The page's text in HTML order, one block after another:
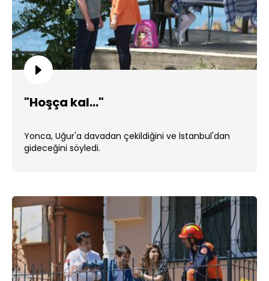
"Hoşça kal..."
Yonca, Uğur'a davadan çekildiğini ve İstanbul'dan
gideceğini söyledi.